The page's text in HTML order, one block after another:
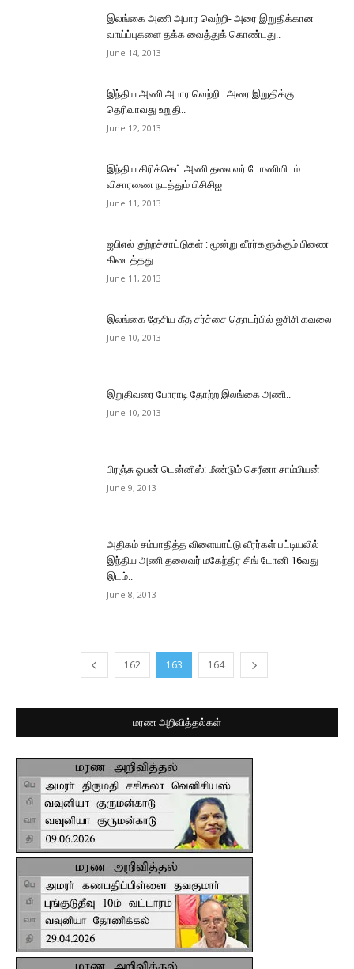
இலங்கை அணி அபார வெற்றி- அரை இறுதிக்கான
வாய்ப்புகளை தக்க வைத்துக் கொண்டது..
June 14, 2013
இந்திய அணி அபார வெற்றி.. அரை இறுதிக்கு
தெரிவாவது உறுதி..
June 12, 2013
இந்திய கிரிக்கெட் அணி தலைவர் டோணியிடம்
விசாரணை நடத்தும் பிசிசிஐ
June 11, 2013
ஐபிஎல் குற்றச்சாட்டுகள் : மூன்று வீரர்களுக்கும் பிணை
கிடைத்தது
June 11, 2013
இலங்கை தேசிய கீத சர்ச்சை தொடர்பில் ஐசிசி கவலை
June 10, 2013
இறுதிவரை போராடி தோற்ற இலங்கை அணி..
June 10, 2013
பிரஞ்சு ஓபன் டென்னிஸ்: மீண்டும் செரீனா சாம்பியன்
June 9, 2013
அதிகம் சம்பாதித்த விளையாட்டு வீரர்கள் பட்டியலில்
இந்திய அணி தலைவர் மகேந்திர சிங் டோனி 16வது
இடம்..
June 8, 2013
162 163 164
மரண அறிவித்தல்கள்